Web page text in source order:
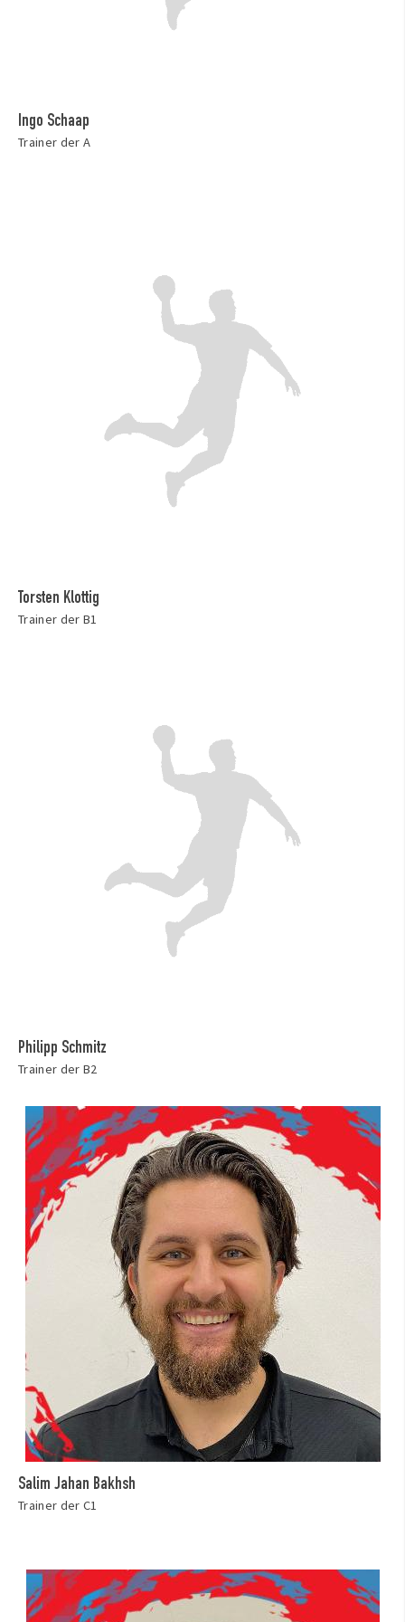
Ingo Schaap
Trainer der A
Torsten Klottig
Trainer der B1
Philipp Schmitz
Trainer der B2
Salim Jahan Bakhsh
Trainer der C1